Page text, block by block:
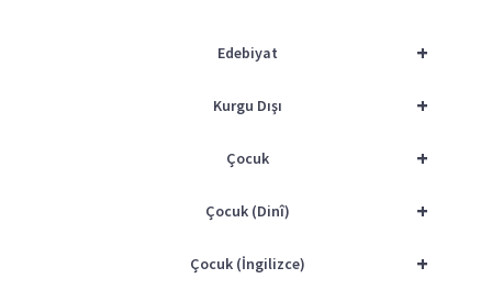
+
Edebiyat
+
Kurgu Dışı
+
Çocuk
+
Çocuk (Dinî)
+
Çocuk (İngilizce)